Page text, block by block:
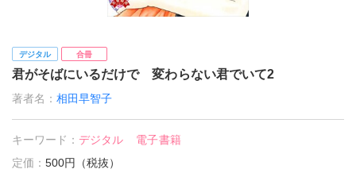
デジタル 合冊
君がそばにいるだけで 変わらない君でいて2
著者名：相田早智子
キーワード：デジタル
電子書籍
定価：500円（税抜）